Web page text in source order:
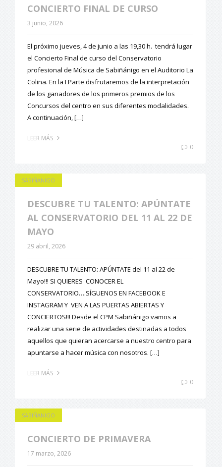
CONCIERTO FINAL DE CURSO
3 junio, 2026
El próximo jueves, 4 de junio a las 19,30 h. tendrá lugar
el Concierto Final de curso del Conservatorio
profesional de Música de Sabiñánigo en el Auditorio La
Colina. En la I Parte disfrutaremos de la interpretación
de los ganadores de los primeros premios de los
Concursos del centro en sus diferentes modalidades.
A continuación, […]
LEER MÁS
0
SABIÑANIGO
DESCUBRE TU TALENTO: APÚNTATE
AL CONSERVATORIO DEL 11 AL 22 DE
MAYO
29 abril, 2026
DESCUBRE TU TALENTO: APÚNTATE del 11 al 22 de
Mayo!!! SI QUIERES CONOCER EL
CONSERVATORIO….SÍGUENOS EN FACEBOOK E
INSTAGRAM Y VEN A LAS PUERTAS ABIERTAS Y
CONCIERTOS!!! Desde el CPM Sabiñánigo vamos a
realizar una serie de actividades destinadas a todos
aquellos que quieran acercarse a nuestro centro para
apuntarse a hacer música con nosotros. […]
LEER MÁS
0
SABIÑANIGO
CONCIERTO DE PRIMAVERA
17 marzo, 2026